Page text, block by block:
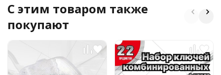
C этим товаром также
покупают